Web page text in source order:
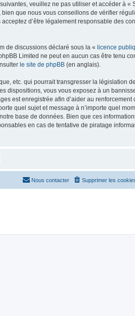
veuillez ne pas utiliser et accéder à «
que nous vous conseillons de vérifier
d’être légalement responsable des
de discussions déclaré sous la « licence
Limited ne peut en aucun cas être tenu
le site de phpBB (en anglais).
etc. qui pourrait transgresser la législation
dispositions, vous vous exposez à un
est enregistrée afin d’aider au
quel sujet et message à n’importe quel
base de données. Bien que ces
en cas de tentative de piratage
Supprimer les
Nous contacter